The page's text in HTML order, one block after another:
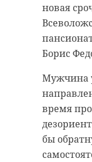
новая
Борис
Мужчина
время
бы